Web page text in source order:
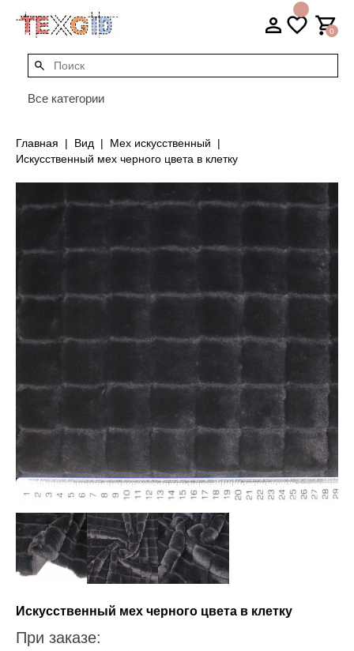
0
Все категории
Главная Вид
Мех искусственный
Искусственный мех черного цвета в клетку
Искусственный мех черного цвета в клетку
При заказе: